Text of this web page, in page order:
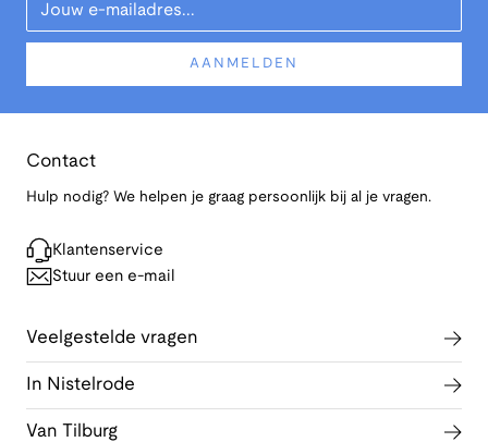
AANMELDEN
Contact
Hulp nodig? We helpen je graag persoonlijk bij al je vragen.
Klantenservice
Stuur een e-mail
Veelgestelde vragen
In Nistelrode
Van Tilburg